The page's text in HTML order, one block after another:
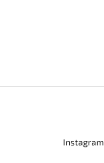
Instagram